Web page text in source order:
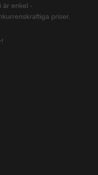
är enkel -
priser.